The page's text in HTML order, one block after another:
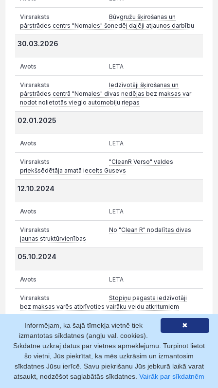
Būvgružu šķirošanas un
pārstrādes centrs "Nomales" šonedēļ daļēji atjaunos darbību
30.03.2026
LETA
Iedzīvotāji šķirošanas un
pārstrādes centrā "Nomales" divas nedēļas bez maksas var
nodot nolietotās vieglo automobiļu riepas
02.01.2025
LETA
"CleanR Verso" valdes
priekšsēdētāja amatā iecelts Gusevs
12.10.2024
LETA
No "Clean R" nodalītas divas
jaunas struktūrvienības
05.10.2024
LETA
Stopiņu pagasta iedzīvotāji
bez maksas varēs atbrīvoties vairāku veidu atkritumiem
03.10.2024
LETA
Divas sestdienas oktobrī
Ķekavas novada iedzīvotāji bez maksas varēs atbrīvoties no
✖
Informējam, ka šajā tīmekļa vietnē tiek
izmantotas sīkdatnes (angļu val. cookies).
Sīkdatne uzkrāj datus par vietnes apmeklējumu. Turpinot lietot
šo vietni, Jūs piekrītat, ka mēs uzkrāsim un izmantosim
sīkdatnes Jūsu ierīcē. Savu piekrišanu Jūs jebkurā laikā varat
atsaukt, nodzēšot saglabātās sīkdatnes. Vairāk par sīkdatnēm